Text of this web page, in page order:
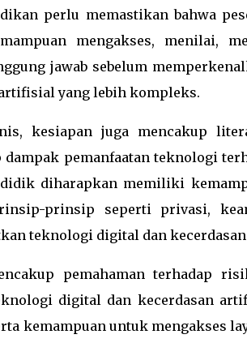
perlu memastikan bahwa
mengakses, menilai,
jawab sebelum
yang lebih kompleks.
kesiapan juga mencakup
pemanfaatan teknologi
didik diharapkan memiliki
prinsip seperti privasi,
teknologi digital dan
pemahaman terhadap
digital dan kecerdasan
kemampuan untuk mengakses